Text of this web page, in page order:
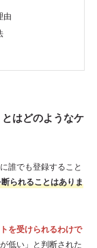
由
はどのようなケ
誰でも登録すること
られることはありま
を受けられるわけで
低い」と判断された